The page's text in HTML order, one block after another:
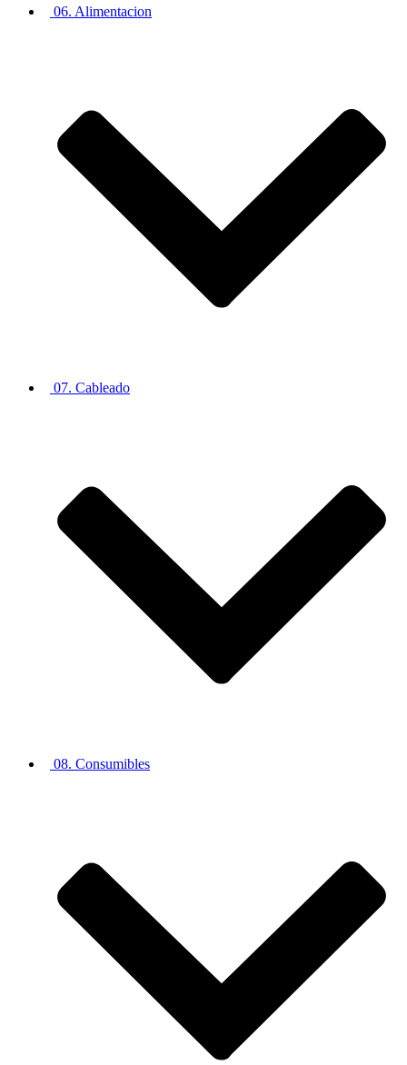
06. Alimentacion
07. Cableado
08. Consumibles